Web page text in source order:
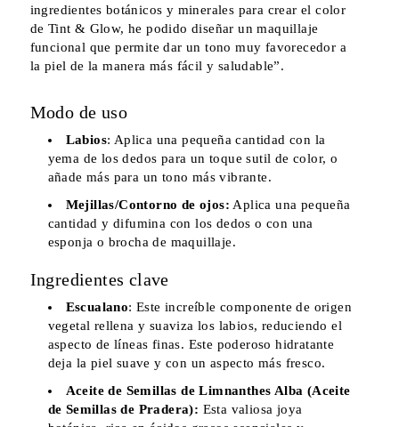
ingredientes botánicos y minerales para crear el color
de Tint & Glow, he podido diseñar un maquillaje
funcional que permite dar un tono muy favorecedor a
la piel de la manera más fácil y saludable”.
Modo de uso
Labios: Aplica una pequeña cantidad con la
yema de los dedos para un toque sutil de color, o
añade más para un tono más vibrante.
Mejillas/Contorno de ojos: Aplica una pequeña
cantidad y difumina con los dedos o con una
esponja o brocha de maquillaje.
Ingredientes clave
Escualano: Este increíble componente de origen
vegetal rellena y suaviza los labios, reduciendo el
aspecto de líneas finas. Este poderoso hidratante
deja la piel suave y con un aspecto más fresco.
Aceite de Semillas de Limnanthes Alba (Aceite
de Semillas de Pradera): Esta valiosa joya